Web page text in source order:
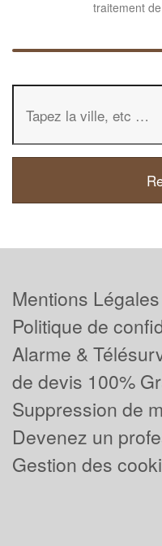
traitement
Mentions Légales
Politique de
Alarme &
de devis 100%
Suppression de
Devenez un
Gestion des